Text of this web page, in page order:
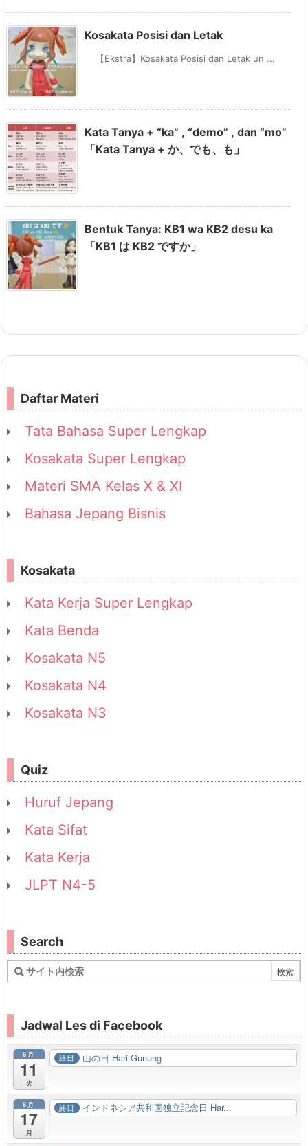
A:
B:
2) kinoo nan kiro hashi-ri mashita ka? → 42.195km
A:
B:
3) Itsu Amerika ni iki-masu ka? → rainen
A:
B:
A:
B:
5) Dono tokee o kai-masu ka? → ano tokee
Kosakata Posisi dan Letak
【Ekstra】Kosakata Posisi dan Letak un ...
Kata Tanya + “ka” , “demo” , dan “mo”
「Kata Tanya + か、でも、も」
Bentuk Tanya: KB1 wa KB2 desu ka
「KB1 は KB2 ですか」
Daftar Materi
Tata Bahasa Super Lengkap
Kosakata Super Lengkap
Materi SMA Kelas X & XI
Bahasa Jepang Bisnis
Kosakata
Kata Kerja Super Lengkap
Kata Benda
Kosakata N5
Kosakata N4
Kosakata N3
Quiz
Huruf Jepang
Kata Sifat
Kata Kerja
JLPT N4-5
Search
Jadwal Les di Facebook
8月
11
火
終日 山の日 Hari Gunung
8月
17
月
終日 インドネシア共和国独立記念日 Har...